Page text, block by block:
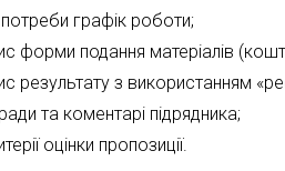
графік роботи;
форми подання матеріалів
результату з використанням
та коментарі підрядника;
оцінки пропозиції.